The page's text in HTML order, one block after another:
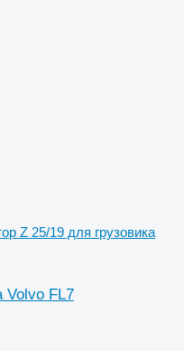
Z 25/19 для грузовика
Volvo FL7